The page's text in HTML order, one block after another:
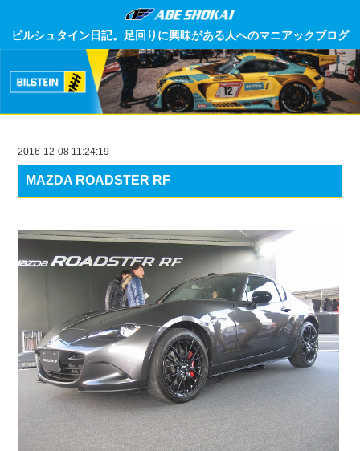
ビルシュタイン日記。足回りに興味がある人へのマニアックブログ
2016-12-08 11:24:19
MAZDA ROADSTER RF